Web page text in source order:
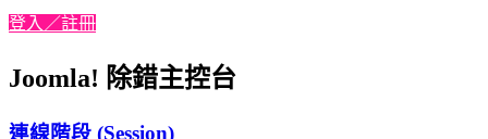
登入／註冊
Joomla! 除錯主控台
連線階段 (Session)